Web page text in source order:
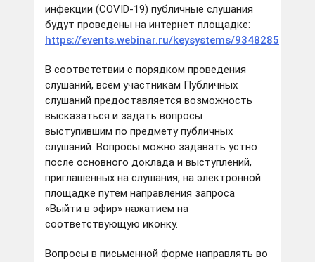
инфекции (COVID-19) публичные слушания
будут проведены на интернет площадке:
https://events.webinar.ru/keysystems/9348285
В соответствии с порядком проведения
слушаний, всем участникам Публичных
слушаний предоставляется возможность
высказаться и задать вопросы
выступившим по предмету публичных
слушаний. Вопросы можно задавать устно
после основного доклада и выступлений,
приглашенных на слушания, на электронной
площадке путем направления запроса
«Выйти в эфир» нажатием на
соответствующую иконку.
Вопросы в письменной форме направлять во